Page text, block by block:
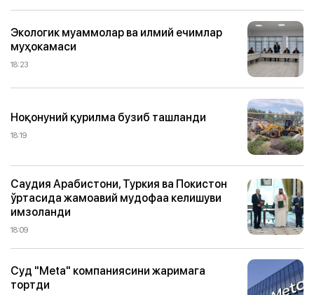
Экологик муаммолар ва илмий ечимлар
муҳокамаси
18:23
Ноқонуний қурилма бузиб ташланди
18:19
Саудия Арабистони, Туркия ва Покистон
ўртасида жамоавий мудофаа келишуви
имзоланди
18:09
Суд "Meta" компаниясини жаримага
тортди